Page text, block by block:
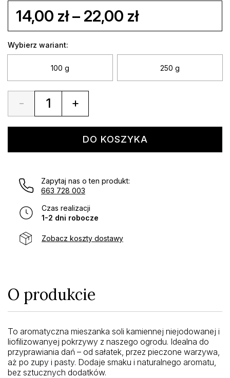
14,00 zł– 22,00 złZakres
cen:
14,00 zł
22,00 zł
Wybierz wariant:
100 g 250 g
- +
DO KOSZYKA
Zapytaj nas o ten produkt:
663 728 003
Czas realizacji
1-2 dni robocze
Zobacz koszty dostawy
O produkcie
To aromatyczna mieszanka soli kamiennej niejodowanej i
liofilizowanyej pokrzywy z naszego ogrodu. Idealna do
przyprawiania dań – od sałatek, przez pieczone warzywa,
aż po zupy i pasty. Dodaje smaku i naturalnego aromatu,
bez sztucznych dodatków.